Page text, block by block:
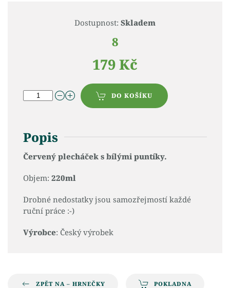
Dostupnost: Skladem
8
179 Kč
DO KOŠÍKU
Popis
Červený plecháček s bílými puntíky.
Objem: 220ml
Drobné nedostatky jsou samozřejmostí každé
ruční práce :-)
Výrobce: Český výrobek
ZPĚT NA – HRNEČKY POKLADNA